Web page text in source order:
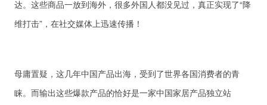
达。这些商品一放到海外，很多外国人都没见过，真正实现了“降
维打击”，在社交媒体上迅速传播！
母庸置疑，这几年中国产品出海，受到了世界各国消费者的青
睐。而输出这些爆款产品的恰好是一家中国家居产品独立站